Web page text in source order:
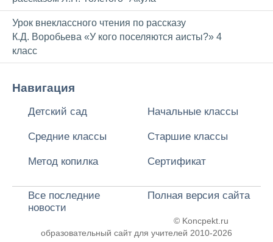
Урок внеклассного чтения по рассказу
К.Д. Воробьева «У кого поселяются аисты?» 4
класс
Навигация
Детский сад Начальные классы
Средние классы Старшие классы
Метод копилка Сертификат
Все последние
новости
Полная версия сайта
© Koncpekt.ru
образовательный сайт для учителей 2010-2026